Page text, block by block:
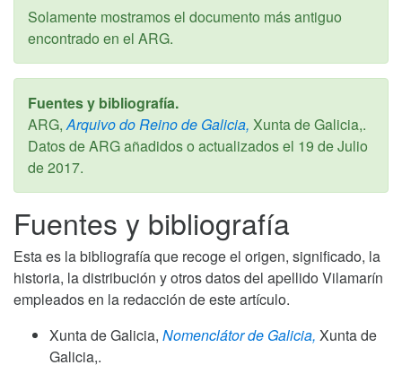
Solamente mostramos el documento más antiguo
encontrado en el ARG.
Fuentes y bibliografía.
ARG,Arquivo do Reino de Galicia, Xunta de Galicia,.
Datos de ARG añadidos o actualizados el 19 de Julio
de 2017.
Fuentes y bibliografía
Esta es la bibliografía que recoge el origen, significado, la
historia, la distribución y otros datos del apellido Vilamarín
empleados en la redacción de este artículo.
Xunta de Galicia, Nomenclátor de Galicia, Xunta de
Galicia,.